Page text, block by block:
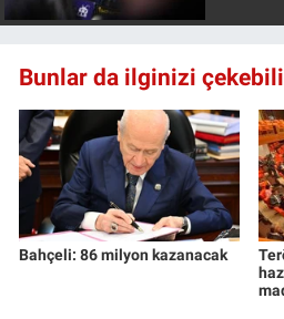
Bunlar da ilginizi
Bahçeli: 86 milyon kazanacak